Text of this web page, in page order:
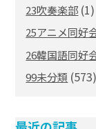
23吹奏楽部 (1)
25アニメ同好
26韓国語同好
99未分類 (573)